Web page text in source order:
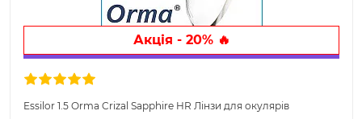
Акція - 20% 🔥
Essilor 1.5 Orma Crizal Sapphire HR Лінзи для окулярів